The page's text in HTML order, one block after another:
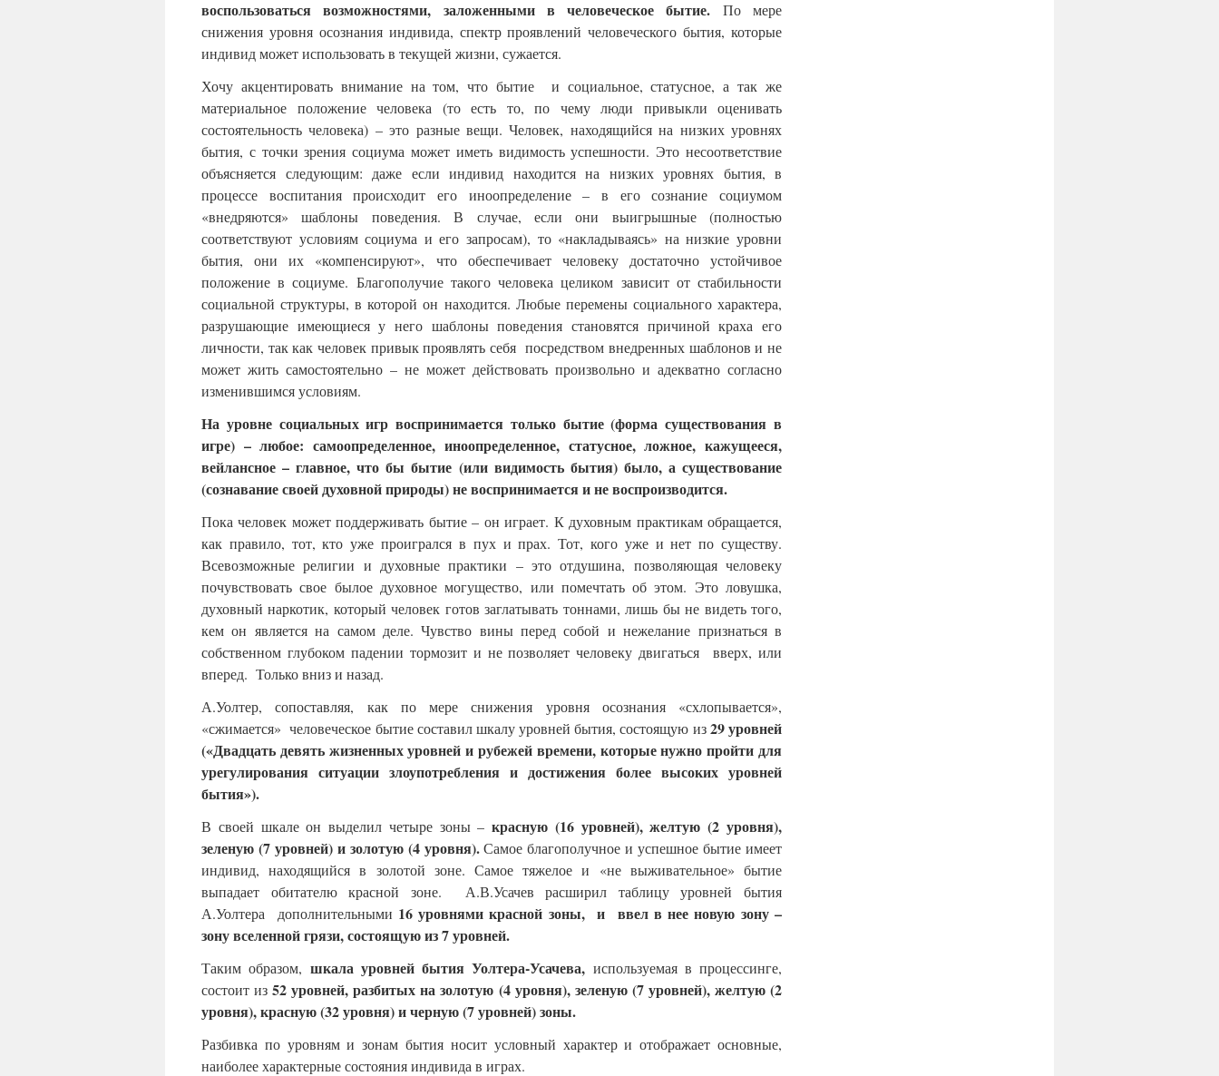
воспользоваться возможностями, заложенными в человеческое бытие. По мере
снижения уровня осознания индивида, спектр проявлений человеческого бытия, которые
индивид может использовать в текущей жизни, сужается.
Хочу акцентировать внимание на том, что бытие и социальное, статусное, а так же
материальное положение человека (то есть то, по чему люди привыкли оценивать
состоятельность человека) – это разные вещи. Человек, находящийся на низких уровнях
бытия, с точки зрения социума может иметь видимость успешности. Это несоответствие
объясняется следующим: даже если индивид находится на низких уровнях бытия, в
процессе воспитания происходит его иноопределение – в его сознание социумом
«внедряются» шаблоны поведения. В случае, если они выигрышные (полностью
соответствуют условиям социума и его запросам), то «накладываясь» на низкие уровни
бытия, они их «компенсируют», что обеспечивает человеку достаточно устойчивое
положение в социуме. Благополучие такого человека целиком зависит от стабильности
социальной структуры, в которой он находится. Любые перемены социального характера,
разрушающие имеющиеся у него шаблоны поведения становятся причиной краха его
личности, так как человек привык проявлять себя посредством внедренных шаблонов и не
может жить самостоятельно – не может действовать произвольно и адекватно согласно
изменившимся условиям.
На уровне социальных игр воспринимается только бытие (форма существования в
игре) – любое: самоопределенное, иноопределенное, статусное, ложное, кажущееся,
вейлансное – главное, что бы бытие (или видимость бытия) было, а существование
(сознавание своей духовной природы) не воспринимается и не воспроизводится.
Пока человек может поддерживать бытие – он играет. К духовным практикам обращается,
как правило, тот, кто уже проигрался в пух и прах. Тот, кого уже и нет по существу.
Всевозможные религии и духовные практики – это отдушина, позволяющая человеку
почувствовать свое былое духовное могущество, или помечтать об этом. Это ловушка,
духовный наркотик, который человек готов заглатывать тоннами, лишь бы не видеть того,
кем он является на самом деле. Чувство вины перед собой и нежелание признаться в
собственном глубоком падении тормозит и не позволяет человеку двигаться вверх, или
вперед. Только вниз и назад.
А.Уолтер, сопоставляя, как по мере снижения уровня осознания «схлопывается»,
«сжимается» человеческое бытие составил шкалу уровней бытия, состоящую из29 уровней
(«Двадцать девять жизненных уровней и рубежей времени, которые нужно пройти для
урегулирования ситуации злоупотребления и достижения более высоких уровней
бытия»).
В своей шкале он выделил четыре зоны –красную (16 уровней), желтую (2 уровня),
зеленую (7 уровней) и золотую (4 уровня).Самое благополучное и успешное бытие имеет
индивид, находящийся в золотой зоне. Самое тяжелое и «не выживательное» бытие
выпадает обитателю красной зоне. А.В.Усачев расширил таблицу уровней бытия
А.Уолтера дополнительными 16 уровнями красной зоны, и ввел в нее новую зону –
зону вселенной грязи, состоящую из 7 уровней.
Таким образом, шкала уровней бытия Уолтера-Усачева, используемая в процессинге,
состоит из52 уровней, разбитых на золотую (4 уровня), зеленую (7 уровней), желтую (2
уровня), красную (32 уровня) и черную (7 уровней) зоны.
Разбивка по уровням и зонам бытия носит условный характер и отображает основные,
наиболее характерные состояния индивида в играх.